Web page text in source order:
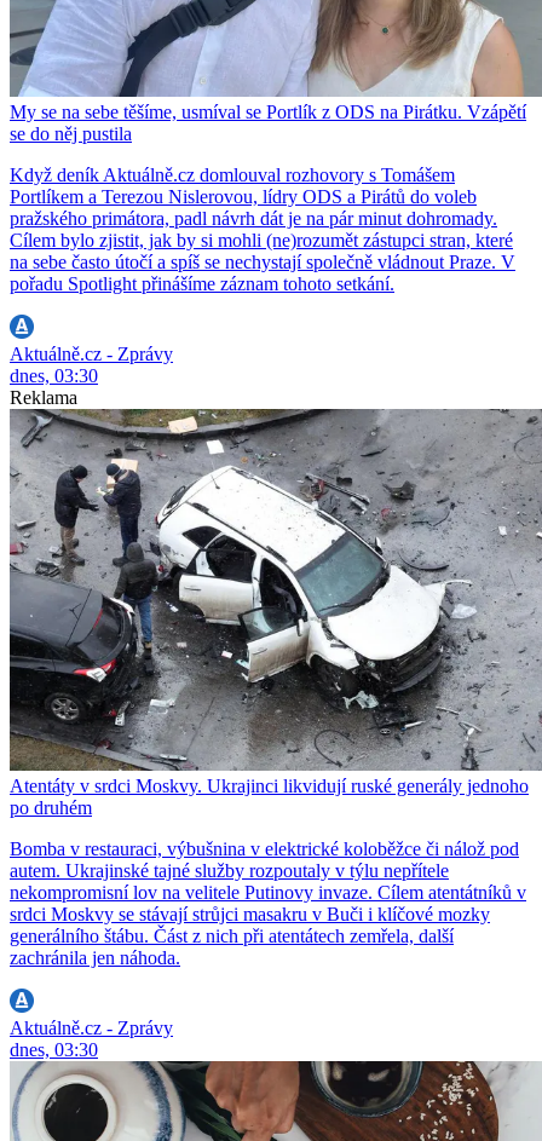
My se na sebe těšíme, usmíval se Portlík z ODS na Pirátku. Vzápětí
se do něj pustila
Když deník Aktuálně.cz domlouval rozhovory s Tomášem
Portlíkem a Terezou Nislerovou, lídry ODS a Pirátů do voleb
pražského primátora, padl návrh dát je na pár minut dohromady.
Cílem bylo zjistit, jak by si mohli (ne)rozumět zástupci stran, které
na sebe často útočí a spíš se nechystají společně vládnout Praze. V
pořadu Spotlight přinášíme záznam tohoto setkání.
Aktuálně.cz - Zprávy
dnes, 03:30
Reklama
Atentáty v srdci Moskvy. Ukrajinci likvidují ruské generály jednoho
po druhém
Bomba v restauraci, výbušnina v elektrické koloběžce či nálož pod
autem. Ukrajinské tajné služby rozpoutaly v týlu nepřítele
nekompromisní lov na velitele Putinovy invaze. Cílem atentátníků v
srdci Moskvy se stávají strůjci masakru v Buči i klíčové mozky
generálního štábu. Část z nich při atentátech zemřela, další
zachránila jen náhoda.
Aktuálně.cz - Zprávy
dnes, 03:30